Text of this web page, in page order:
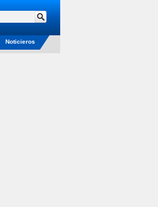
Noticieros